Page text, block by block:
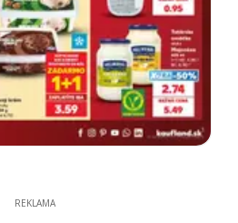
REKLAMA